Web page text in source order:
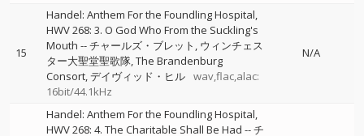
15
Handel: Anthem For the Foundling Hospital,
HWV 268: 3. O God Who From the Suckling's
Mouth --チャールズ・ブレット ウィンチェス
ター大聖堂聖歌隊 The Brandenburg
Consort デイヴィッド・ヒル wav,flac,alac:
16bit/44.1kHz
N/A
Handel: Anthem For the Foundling Hospital,
HWV 268: 4. The Charitable Shall Be Had --チ